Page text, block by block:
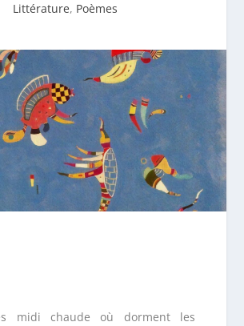
Littérature, Poèmes
midi chaude où dorment les